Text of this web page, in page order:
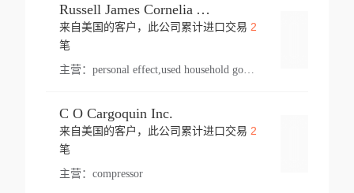
Russell James Cornelia Arlington Va
来自美国的客户，此公司累计进口交易 2
笔
主营： personal effect,used household goods
C O Cargoquin Inc.
来自美国的客户，此公司累计进口交易 2
笔
主营： compressor